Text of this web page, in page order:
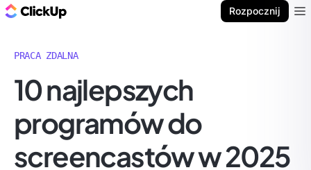
Rozpocznij
PRACA ZDALNA
10 najlepszych
programów do
screencastów w 2025